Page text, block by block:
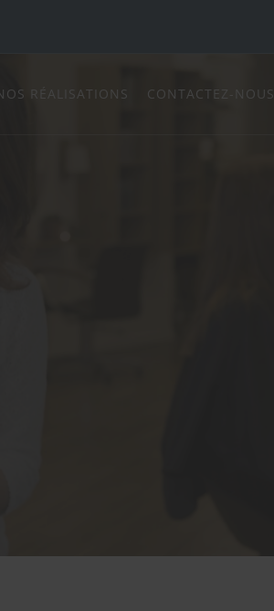
RÉALISATIONS CONTACTEZ-NOUS